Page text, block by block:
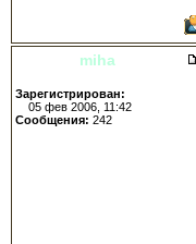
miha
Зарегистрирован:
05 фев 2006, 11:42
Сообщения: 242